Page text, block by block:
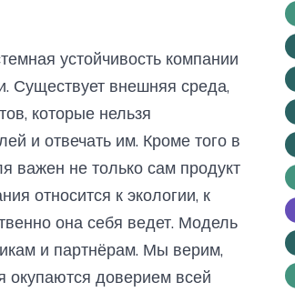
устойчивость компании
Существует внешняя среда,
которые нельзя
и отвечать им. Кроме того в
важен не только сам продукт
относится к экологии, к
она себя ведет. Модель
и партнёрам. Мы верим,
окупаются доверием всей